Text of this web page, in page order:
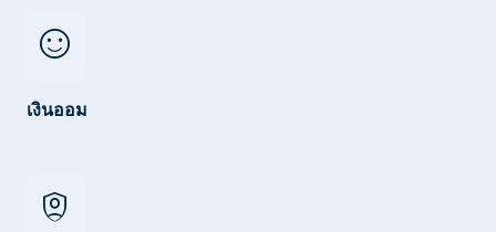
sentiment_satisfied
เงินออม
shield_person